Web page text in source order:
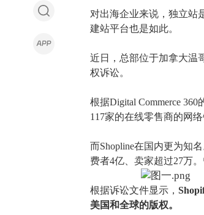
对出海企业来说，独立站
建站平台也是如此。
近日，总部位于加拿大温
权诉讼。
根据Digital Commerce
117家的在线零售商的网
而Shopline在国内更为知
费者4亿、卖家超过27万
根据诉讼文件显示，
美国和全球的版权。